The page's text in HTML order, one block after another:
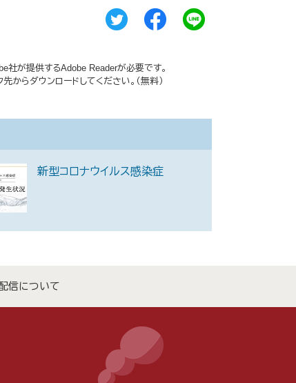
社が提供するAdobe Readerが必要です。
らダウンロードしてください。（無料）
新型コロナウイルス感染症
信について